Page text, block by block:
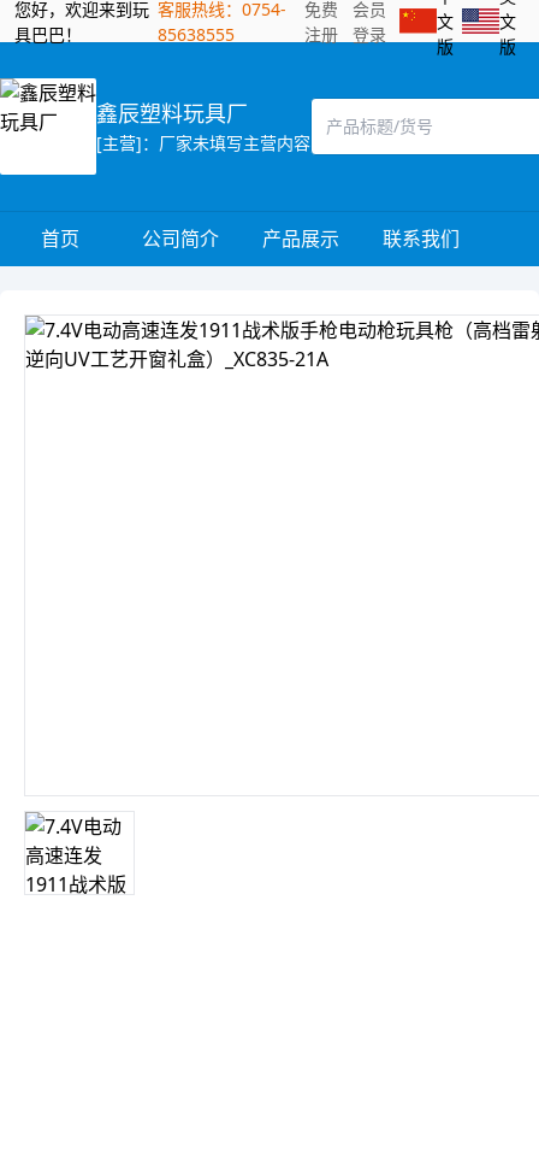
您好，欢迎来到玩
具巴巴！
客服热线：0754-
85638555
免费
注册
会员
登录
文
版
文
版
鑫辰塑料玩具厂
[主营]：厂家未填写主营内容
首页 公司简介 产品展示 联系我们